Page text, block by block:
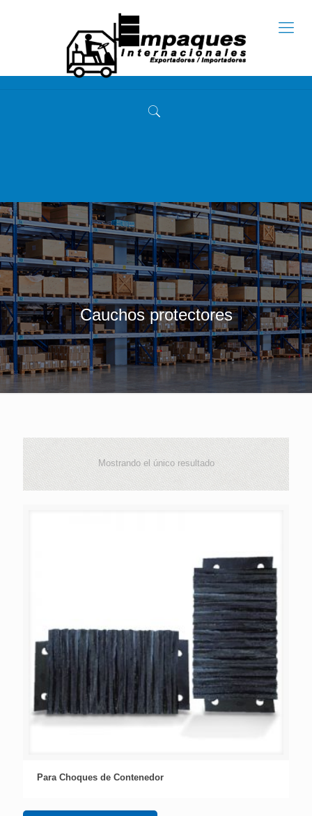
Cauchos protectores
Mostrando el único resultado
Para Choques de Contenedor